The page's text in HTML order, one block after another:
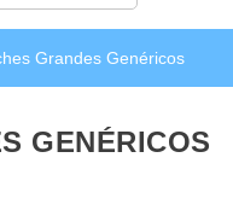
Grandes Genéricos
GENÉRICOS